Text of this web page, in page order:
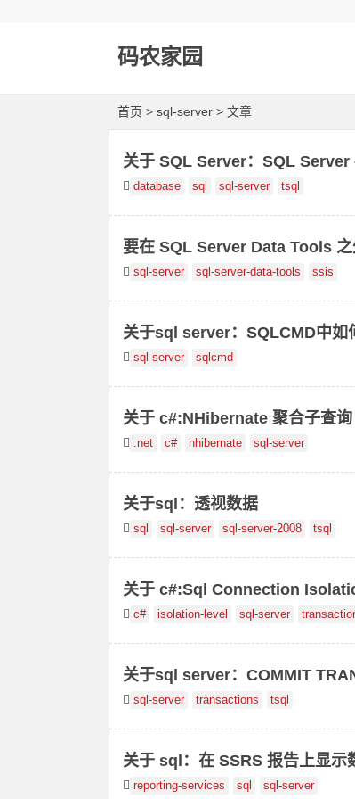
码农家园
首页 > sql-server > 文章
关于 SQL Server：SQL Server
database sql sql-server tsql
要在 SQL Server Data Tools
ices 或更高版本
sql-server sql-server-data-tools ssis
关于sql server：SQLCMD中如
sql-server sqlcmd
关于 c#:NHibernate 聚合子查询
.net c# nhibernate sql-server
关于sql：透视数据
sql sql-server sql-server-2008 tsql
关于 c#:Sql Connection
c# isolation-level sql-server
关于sql server：COMMIT
sql-server transactions tsql
关于 sql：在 SSRS 报告上显示
reporting-services sql sql-server